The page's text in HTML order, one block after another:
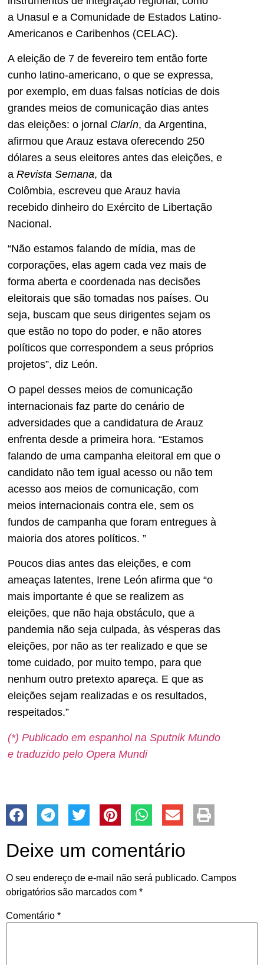
a Unasul e a Comunidade de Estados Latino-
Americanos e Caribenhos (CELAC).
A eleição de 7 de fevereiro tem então forte
cunho latino-americano, o que se expressa,
por exemplo, em duas falsas notícias de dois
grandes meios de comunicação dias antes
das eleições: o jornal Clarín, da Argentina,
afirmou que Arauz estava oferecendo 250
dólares a seus eleitores antes das eleições, e
a Revista Semana, da
Colômbia, escreveu que Arauz havia
recebido dinheiro do Exército de Libertação
Nacional.
“Não estamos falando de mídia, mas de
corporações, elas agem cada vez mais de
forma aberta e coordenada nas decisões
eleitorais que são tomadas nos países. Ou
seja, buscam que seus dirigentes sejam os
que estão no topo do poder, e não atores
políticos que correspondem a seus próprios
projetos”, diz León.
O papel desses meios de comunicação
internacionais faz parte do cenário de
adversidades que a candidatura de Arauz
enfrenta desde a primeira hora. “Estamos
falando de uma campanha eleitoral em que o
candidato não tem igual acesso ou não tem
acesso aos meios de comunicação, com
meios internacionais contra ele, sem os
fundos de campanha que foram entregues à
maioria dos atores políticos. ”
Poucos dias antes das eleições, e com
ameaças latentes, Irene León afirma que “o
mais importante é que se realizem as
eleições, que não haja obstáculo, que a
pandemia não seja culpada, às vésperas das
eleições, por não as ter realizado e que se
tome cuidado, por muito tempo, para que
nenhum outro pretexto apareça. E que as
eleições sejam realizadas e os resultados,
respeitados.”
(*) Publicado em espanhol na Sputnik Mundo
e traduzido pelo Opera Mundi
Deixe um comentário
O seu endereço de e-mail não será publicado. Campos
obrigatórios são marcados com *
Comentário *